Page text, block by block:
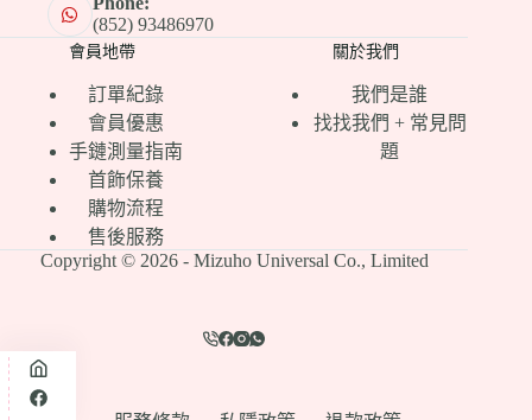
(852) 93486970
會員地帶
訂單紀錄
會員優惠
手鏈測量指南
首飾保養
購物流程
售後服務
關於我們
我們是誰
找找我們 + 常見問
題
Copyright © 2026 - Mizuho Universal Co., Limited